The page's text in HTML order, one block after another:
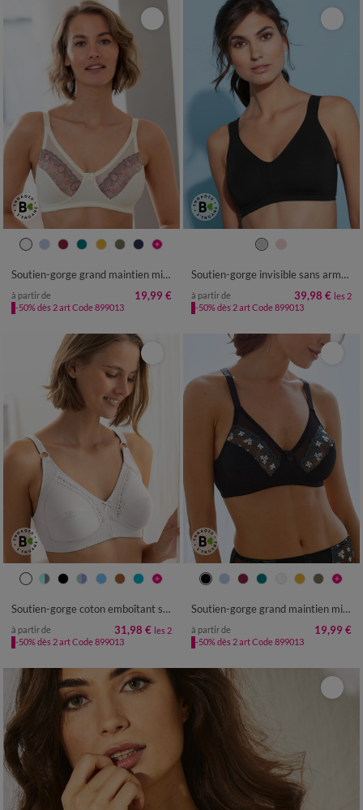
Soutien-gorge grand maintien microfibre Caminata - sans armatures
à partir de 19,99 €
-50% dès 2 art Code 899013
Soutien-gorge invisible sans armatures - lot de 2
à partir de 39,98 € les 2
-50% dès 2 art Code 899013
Soutien-gorge coton emboîtant sans armatures - lot de 2
à partir de 31,98 € les 2
-50% dès 2 art Code 899013
Soutien-gorge grand maintien microfibre Caminata - sans armatures
à partir de 19,99 €
-50% dès 2 art Code 899013